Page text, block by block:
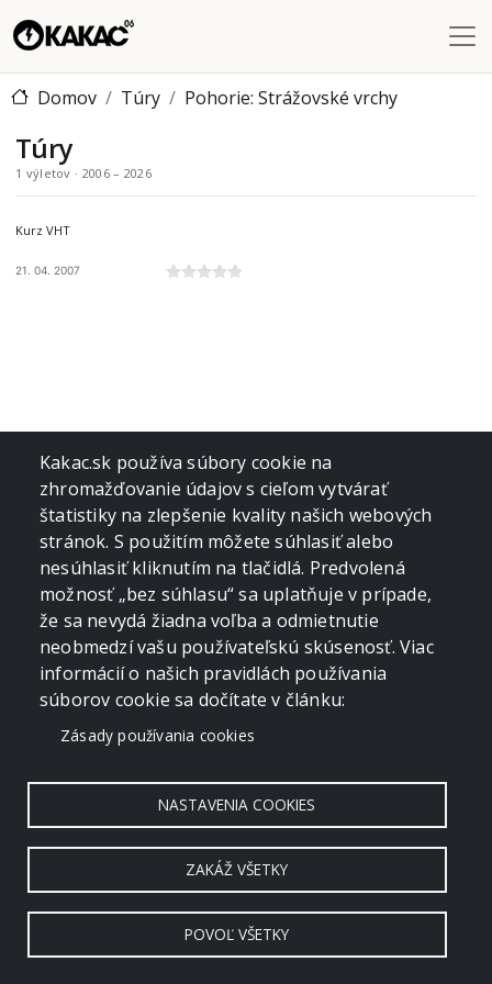
Domov Túry Pohorie: Strážovské vrchy
Túry
1 výletov · 2006 – 2026
STRÁŽOVSKÉ VRCHY
Kurz VHT
21. 04. 2007
Copyright © 2006 - 2026 by crevko
Kakac.sk používa súbory cookie na
zhromažďovanie údajov s cieľom vytvárať
štatistiky na zlepšenie kvality našich webových
stránok. S použitím môžete súhlasiť alebo
nesúhlasiť kliknutím na tlačidlá. Predvolená
možnosť „bez súhlasu“ sa uplatňuje v prípade,
že sa nevydá žiadna voľba a odmietnutie
neobmedzí vašu používateľskú skúsenosť. Viac
informácií o našich pravidlách používania
súborov cookie sa dočítate v článku:
Zásady používania cookies
NASTAVENIA COOKIES
ZAKÁŽ VŠETKY
POVOĽ VŠETKY